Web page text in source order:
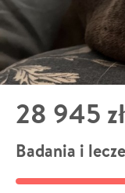
28 945 zł
Badania i